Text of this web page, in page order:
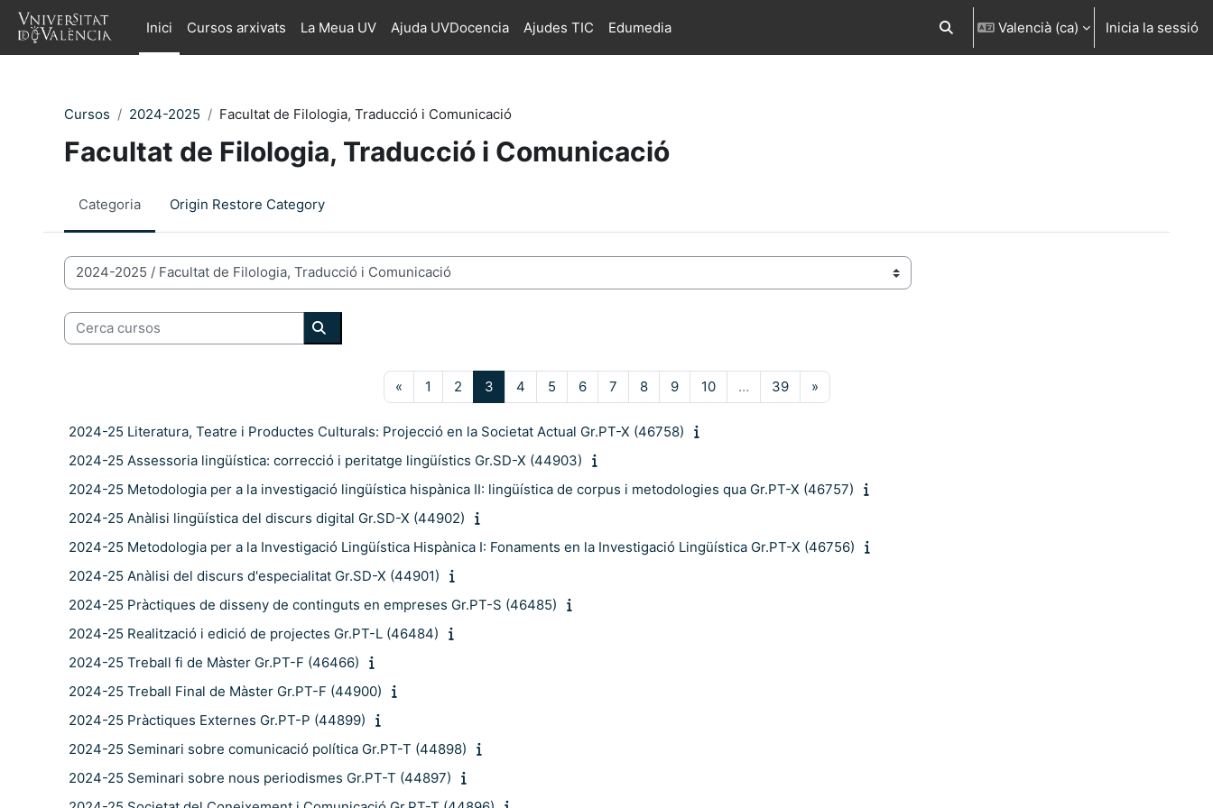
Ves al contingut principal
Inici
Cursos arxivats La Meua UV Ajuda UVDocencia Ajudes TIC Edumedia Commuta l'entrada de la cerca
Valencià ‎(ca)‎ Inicia la sessió
Cursos 2024-2025 Facultat de Filologia, Traducció i Comunicació
Facultat de Filologia, Traducció i Comunicació
Categoria Origin Restore Category
Categories de Cursos
Cerca cursos
Cerca cursos
«Pàgina anterior
1 Pàgina 1
2Pàgina 2
3Pàgina 3
4Pàgina 4
5Pàgina 5
6Pàgina 6
7Pàgina 7
8Pàgina 8
9Pàgina 9
10Pàgina 10
… 39Pàgina 39
»Pàgina següent
2024-25 Literatura, Teatre i Productes Culturals: Projecció en la Societat Actual Gr.PT-X (46758)
2024-25 Assessoria lingüística: correcció i peritatge lingüístics Gr.SD-X (44903)
2024-25 Metodologia per a la investigació lingüística hispànica II: lingüística de corpus i metodologies qua Gr.PT-X (46757)
2024-25 Anàlisi lingüística del discurs digital Gr.SD-X (44902)
2024-25 Metodologia per a la Investigació Lingüística Hispànica I: Fonaments en la Investigació Lingüística Gr.PT-X (46756)
2024-25 Anàlisi del discurs d'especialitat Gr.SD-X (44901)
2024-25 Pràctiques de disseny de continguts en empreses Gr.PT-S (46485)
2024-25 Realització i edició de projectes Gr.PT-L (46484)
2024-25 Treball fi de Màster Gr.PT-F (46466)
2024-25 Treball Final de Màster Gr.PT-F (44900)
2024-25 Pràctiques Externes Gr.PT-P (44899)
2024-25 Seminari sobre comunicació política Gr.PT-T (44898)
2024-25 Seminari sobre nous periodismes Gr.PT-T (44897)